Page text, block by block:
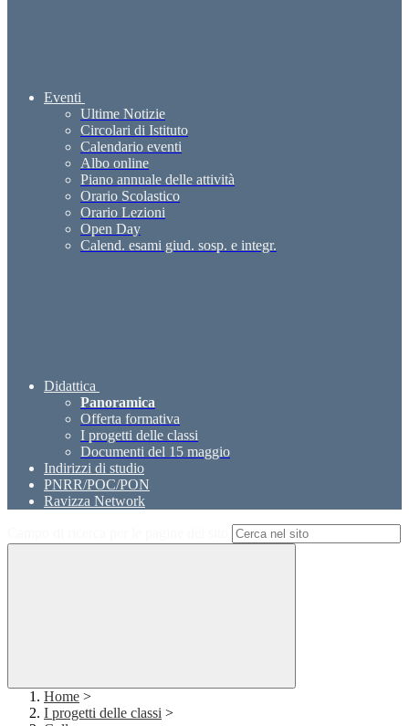
Eventi
Ultime Notizie
Circolari di Istituto
Calendario eventi
Albo online
Piano annuale delle attività
Orario Scolastico
Orario Lezioni
Open Day
Calend. esami giud. sosp. e integr.
Didattica
Panoramica
Offerta formativa
I progetti delle classi
Documenti del 15 maggio
Indirizzi di studio
PNRR/POC/PON
Ravizza Network
Home >
I progetti delle classi >